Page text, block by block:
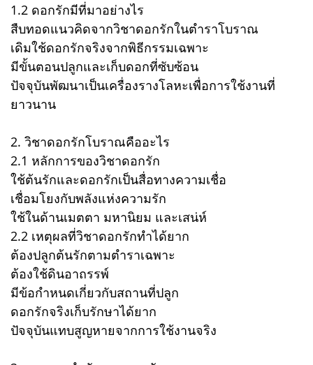
1.2 ดอกรักมีที่มาอย่างไร
สืบทอดแนวคิดจากวิชาดอกรักในตำราโบราณ
เดิมใช้ดอกรักจริงจากพิธีกรรมเฉพาะ
มีขั้นตอนปลูกและเก็บดอกที่ซับซ้อน
ปัจจุบันพัฒนาเป็นเครื่องรางโลหะเพื่อการใช้งานที่
ยาวนาน
2. วิชาดอกรักโบราณคืออะไร
2.1 หลักการของวิชาดอกรัก
ใช้ต้นรักและดอกรักเป็นสื่อทางความเชื่อ
เชื่อมโยงกับพลังแห่งความรัก
ใช้ในด้านเมตตา มหานิยม และเสน่ห์
2.2 เหตุผลที่วิชาดอกรักทำได้ยาก
ต้องปลูกต้นรักตามตำราเฉพาะ
ต้องใช้ดินอาถรรพ์
มีข้อกำหนดเกี่ยวกับสถานที่ปลูก
ดอกรักจริงเก็บรักษาได้ยาก
ปัจจุบันแทบสูญหายจากการใช้งานจริง